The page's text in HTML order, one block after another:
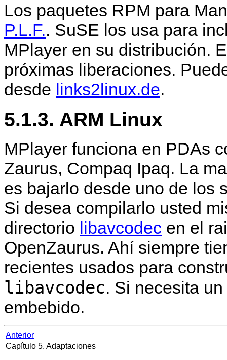
Los paquetes RPM para
P.L.F.. SuSE los usa para
MPlayer en su distribución.
próximas liberaciones.
desde links2linux.de.
5.1.3. ARM Linux
MPlayer funciona en PDAs
Zaurus, Compaq Ipaq. La
es bajarlo desde uno de los
Si desea compilarlo usted
directorio libavcodec en el
OpenZaurus. Ahí siempre
recientes usados para
libavcodec. Si necesita
embebido.
Anterior
Capítulo 5. Adaptaciones